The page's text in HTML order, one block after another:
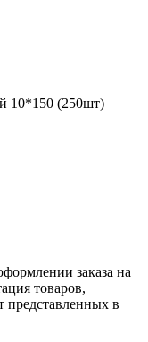
10*150 (250шт)
заказа на
товаров,
представленных в